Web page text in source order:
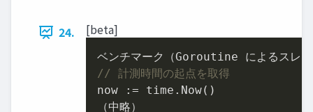
24. [beta]
// 計測時間の起点を取得
now := time.Now()